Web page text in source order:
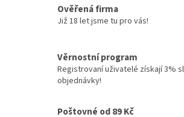
d
í
p
Ověřená firma
Již 18 let jsme tu pro vás!
Věrnostní program
Registrovaní uživatelé získají 3%
objednávky!
Poštovné od 89 Kč